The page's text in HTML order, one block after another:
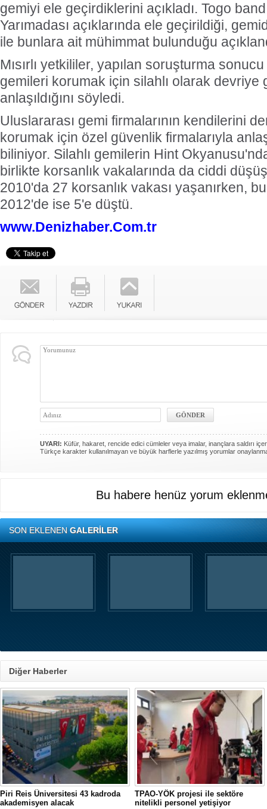
gemiyi ele geçirdiklerini açıkladı. Togo
Yarımadası açıklarında ele geçirildiği,
ile bunlara ait mühimmat bulunduğu
Mısırlı yetkililer, yapılan soruşturma
gemileri korumak için silahlı olarak devriye
anlaşıldığını söyledi.
Uluslararası gemi firmalarının kendilerini
korumak için özel güvenlik firmalarıyla
biliniyor. Silahlı gemilerin Hint
birlikte korsanlık vakalarında da ciddi
2010'da 27 korsanlık vakası yaşanırken,
2012'de ise 5'e düştü.
www.Denizhaber.Com.tr
UYARI: Küfür, hakaret, rencide edici cümleler veya imalar, inançlara saldırı
Türkçe karakter kullanılmayan ve büyük harflerle yazılmış yorumlar
Bu habere henüz yorum
SON EKLENENGALERİLER
Diğer Haberler
Piri Reis Üniversitesi 43 kadroda
akademisyen alacak
TPAO-YÖK projesi ile sektöre
nitelikli personel yetişiyor